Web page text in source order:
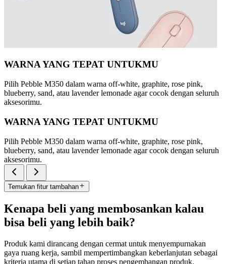
WARNA YANG TEPAT UNTUKMU
Pilih Pebble M350 dalam warna off-white, graphite, rose pink,
blueberry, sand, atau lavender lemonade agar cocok dengan seluruh
aksesorimu.
WARNA YANG TEPAT UNTUKMU
Pilih Pebble M350 dalam warna off-white, graphite, rose pink,
blueberry, sand, atau lavender lemonade agar cocok dengan seluruh
aksesorimu.
Temukan fitur tambahan
Kenapa beli yang membosankan kalau
bisa beli yang lebih baik?
Produk kami dirancang dengan cermat untuk menyempurnakan
gaya ruang kerja, sambil mempertimbangkan keberlanjutan sebagai
kriteria utama di setiap tahap proses pengembangan produk.